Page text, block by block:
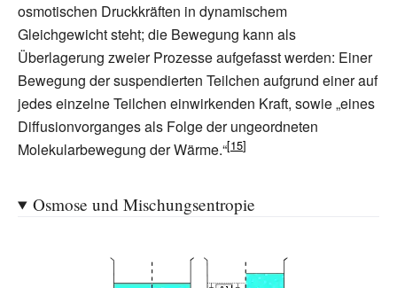
osmotischen Druckkräften in dynamischem
Gleichgewicht steht; die Bewegung kann als
Überlagerung zweier Prozesse aufgefasst werden: Einer
Bewegung der suspendierten Teilchen aufgrund einer auf
jedes einzelne Teilchen einwirkenden Kraft, sowie „eines
Diffusionvorganges als Folge der ungeordneten
Molekularbewegung der Wärme.“
Osmose und Mischungsentropie